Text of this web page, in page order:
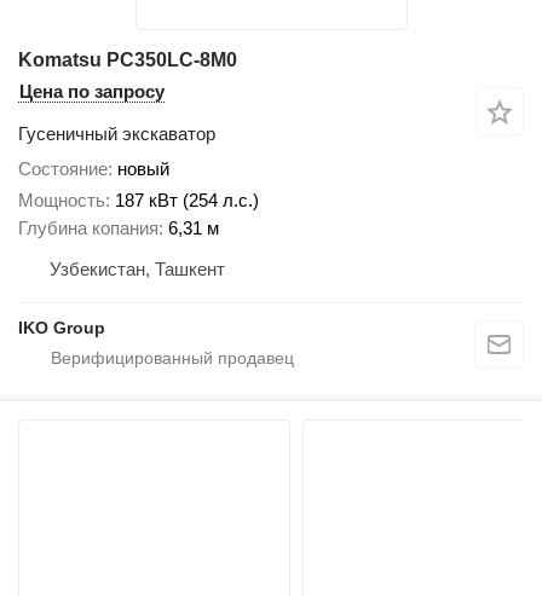
Komatsu PC350LC-8M0
Цена по запросу
Гусеничный экскаватор
Состояние новый
Мощность 187 кВт (254 л.с.)
Глубина копания 6,31 м
Узбекистан, Ташкент
IKO Group